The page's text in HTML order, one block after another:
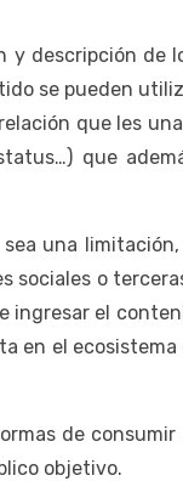
descripción de
se pueden
que les
que
una
sociales o
ingresar el
en el ecosistema
de
objetivo.